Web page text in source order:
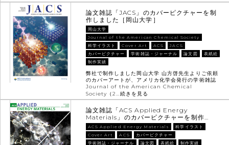
論文雑誌「JACS」のカバーピクチャーを制
作しました［岡山大学］
岡山大学
Journal of the American Chemical Society
科学イラスト
Cover Art ACS
JACS
カバーピクチャー
学術雑誌・ジャーナル 論文図
表紙絵
制作実績
弊社で制作しました岡山大学 山方啓先生よりご依頼
のカバーアートが、アメリカ化学会発行の学術雑誌
Journal of the American Chemical
Society（2…続きを見る
論文雑誌「ACS Applied Energy
Materials」のカバーピクチャーを制作…
ACS Applied Energy Materials
科学イラスト
Cover Art
ACS
カバーピクチャー
学術雑誌・ジャーナル
論文図 表紙絵 制作実績